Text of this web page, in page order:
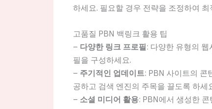
하세요. 필요할 경우 전략을 조정하여
고품질 PBN 백링크 활용 팁
– 다양한 링크 프로필: 다양한 유형의
필을 구성하세요.
– 주기적인 업데이트: PBN 사이트의 콘
공하고 검색 엔진의 주목을 끌도록 하세
– 소셜 미디어 활용: PBN에서 생성한